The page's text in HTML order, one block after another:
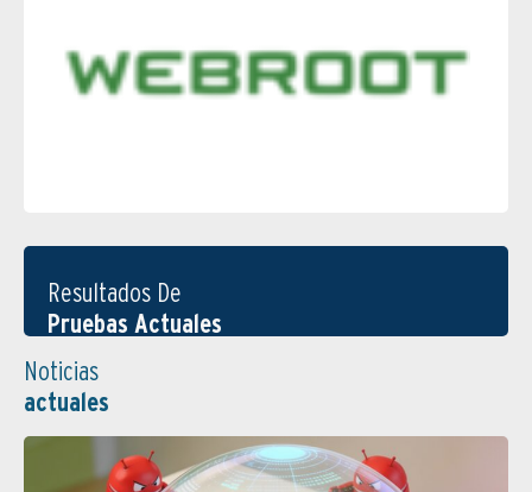
Resultados De
Pruebas Actuales
Noticias
actuales